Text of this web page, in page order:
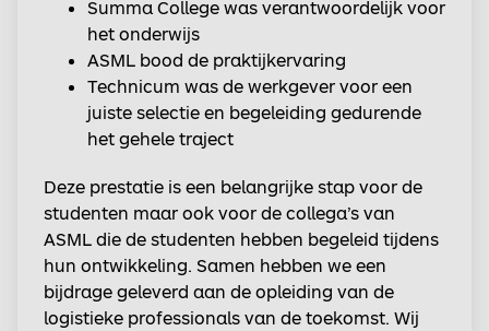
Summa College was verantwoordelijk voor
het onderwijs
ASML bood de praktijkervaring
Technicum was de werkgever voor een
juiste selectie en begeleiding gedurende
het gehele traject
Deze prestatie is een belangrijke stap voor de
studenten maar ook voor de collega’s van
ASML die de studenten hebben begeleid tijdens
hun ontwikkeling. Samen hebben we een
bijdrage geleverd aan de opleiding van de
logistieke professionals van de toekomst. Wij